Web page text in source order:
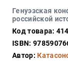
Генуэзская
российской
Код товара:
ISBN:
Автор:
Красота
здоровье